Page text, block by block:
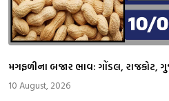
મગફળીના બજાર ભાવ: ગોંડલ, રાજકોટ,
10 August, 2026